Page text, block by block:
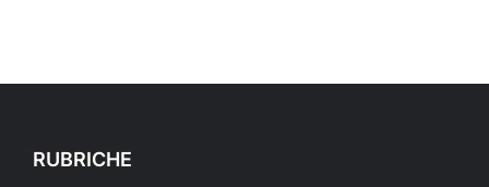
RUBRICHE